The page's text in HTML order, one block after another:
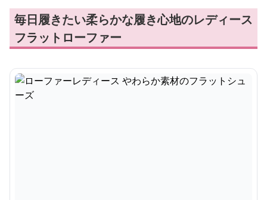
毎日履きたい柔らかな履き心地のレディース
フラットローファー